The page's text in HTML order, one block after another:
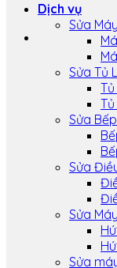
Dịch vụ
Sửa
Sửa Tủ
Sửa
Sửa
Sửa
Sửa